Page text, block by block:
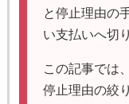
と停止理由の
い支払いへ切
この記事では
停止理由の絞